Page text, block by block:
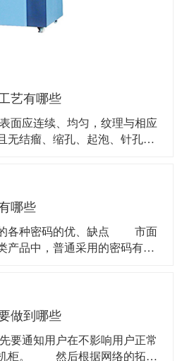
艺有哪些
无结瘤、缩孔、起泡、针孔、
足GB
哪些
各种密码的优、缺点 市面
产品中，普通采用的密码有：
1、机械密码比较稳定、耐
是操作方法学起来比较慢、
做到哪些
的拓扑